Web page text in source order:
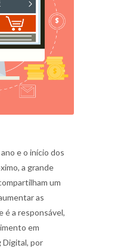
e o início dos
a grande
um
as
é a responsável,
em
Digital, por